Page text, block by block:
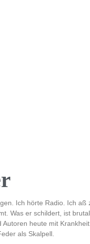
Ich hörte Radio. Ich
Was er schildert, ist
heute mit
als Skalpell.